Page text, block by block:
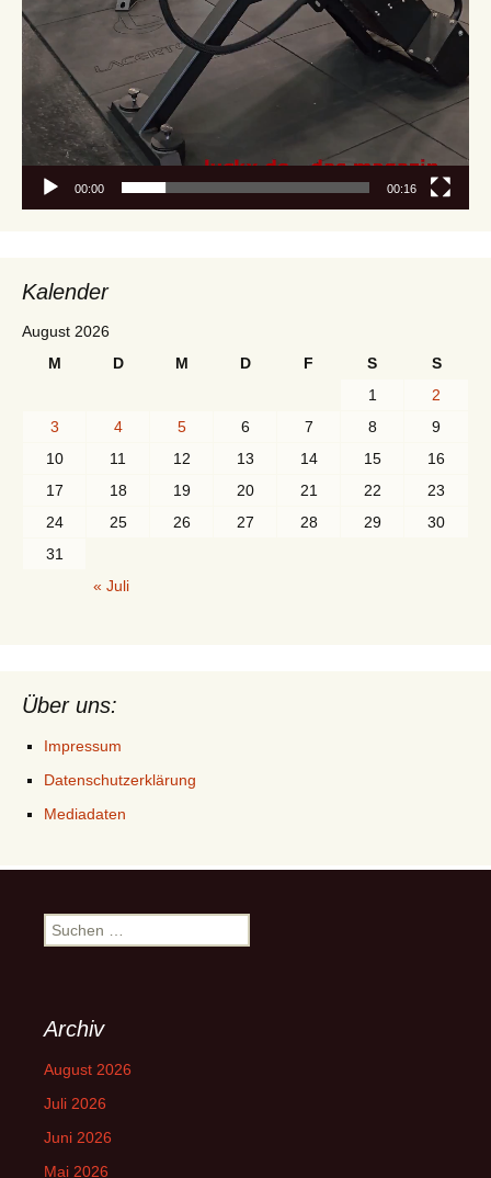
00:00 00:16
Kalender
August 2026
M
D M D F S
S
1
2
3
4 5 6 7 8
9
10
11 12 13 14 15
16
17
18 19 20 21 22
23
24
25 26 27 28 29
30
31
« Juli
Über uns:
Impressum
Datenschutzerklärung
Mediadaten
Suchen
nach:
Archiv
August 2026
Juli 2026
Juni 2026
Mai 2026